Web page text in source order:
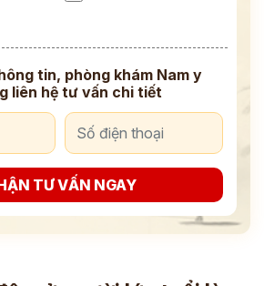
tin, phòng khám Nam y
liên hệ tư vấn chi tiết
TƯ VẤN NGAY